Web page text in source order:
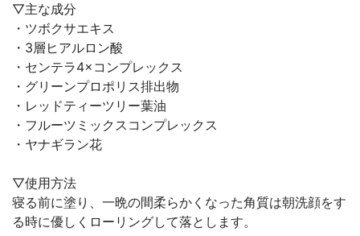
▽主な成分
・ツボクサエキス
・3層ヒアルロン酸
・センテラ4×コンプレックス
・グリーンプロポリス排出物
・レッドティーツリー葉油
・フルーツミックスコンプレックス
・ヤナギラン花
▽使用方法
寝る前に塗り、一晩の間柔らかくなった角質は朝洗顔をす
る時に優しくローリングして落とします。